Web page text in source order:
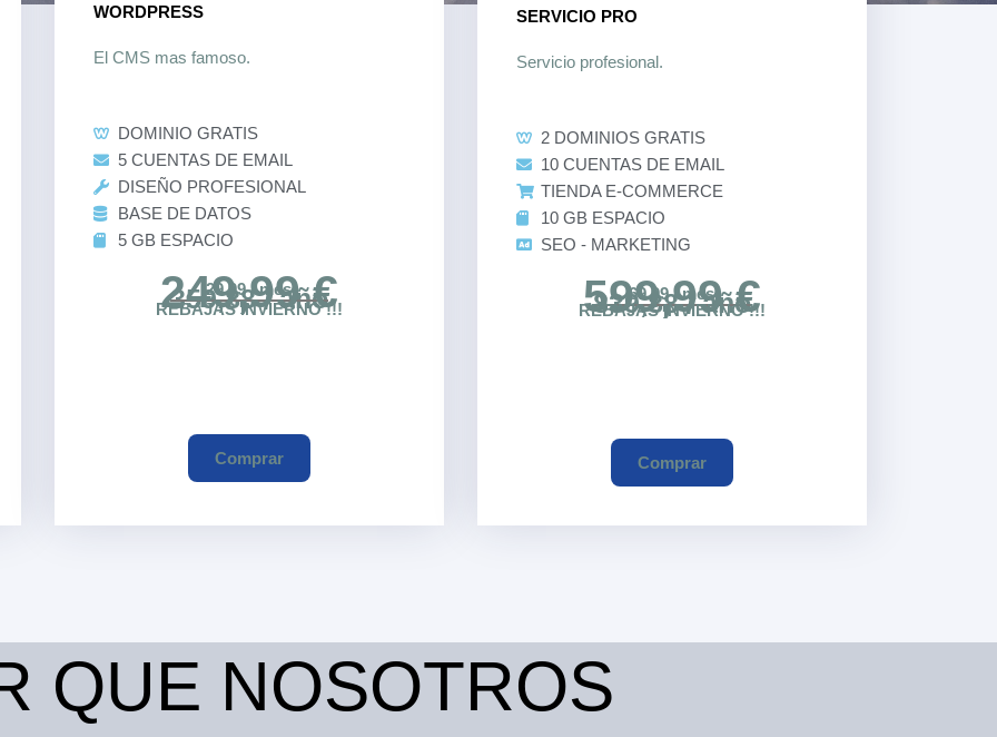
WORDPRESS
El CMS mas famoso.
DOMINIO GRATIS
5 CUENTAS DE EMAIL
DISEÑO PROFESIONAL
BASE DE DATOS
5 GB ESPACIO
29.99 / mes
359,88 / año
249,99 €
REBAJAS INVIERNO !!!
Comprar
SERVICIO PRO
Servicio profesional.
2 DOMINIOS GRATIS
10 CUENTAS DE EMAIL
TIENDA E-COMMERCE
10 GB ESPACIO
SEO - MARKETING
69.99 / mes
839,88 / año
599,99 €
REBAJAS INVIERNO !!!
Comprar
QUE NOSOTROS